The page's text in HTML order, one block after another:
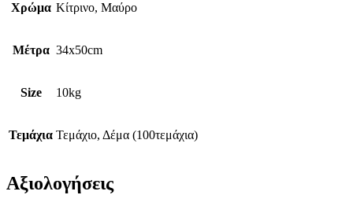
Χρώμα Κίτρινο, Μαύρο
Μέτρα 34x50cm
Size 10kg
Τεμάχια Τεμάχιο, Δέμα (100τεμάχια)
Αξιολογήσεις